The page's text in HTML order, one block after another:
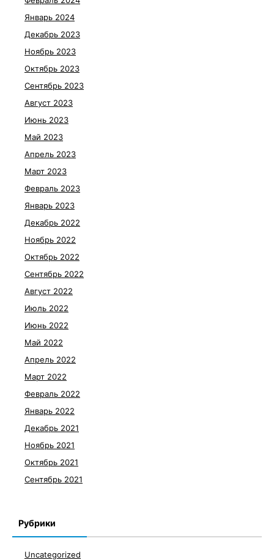
Январь 2024
Декабрь 2023
Ноябрь 2023
Октябрь 2023
Сентябрь 2023
Август 2023
Июнь 2023
Май 2023
Апрель 2023
Март 2023
Февраль 2023
Январь 2023
Декабрь 2022
Ноябрь 2022
Октябрь 2022
Сентябрь 2022
Август 2022
Июль 2022
Июнь 2022
Май 2022
Апрель 2022
Март 2022
Февраль 2022
Январь 2022
Декабрь 2021
Ноябрь 2021
Октябрь 2021
Сентябрь 2021
Рубрики
Uncategorized